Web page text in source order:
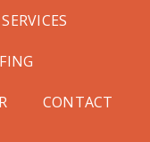
SERVICES
CONTACT